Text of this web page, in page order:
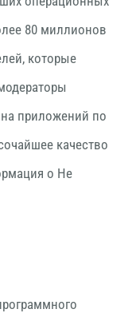
80 миллионов
которые
приложений по
качество
о Не